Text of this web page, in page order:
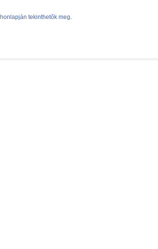
honlapján tekinthetők meg.